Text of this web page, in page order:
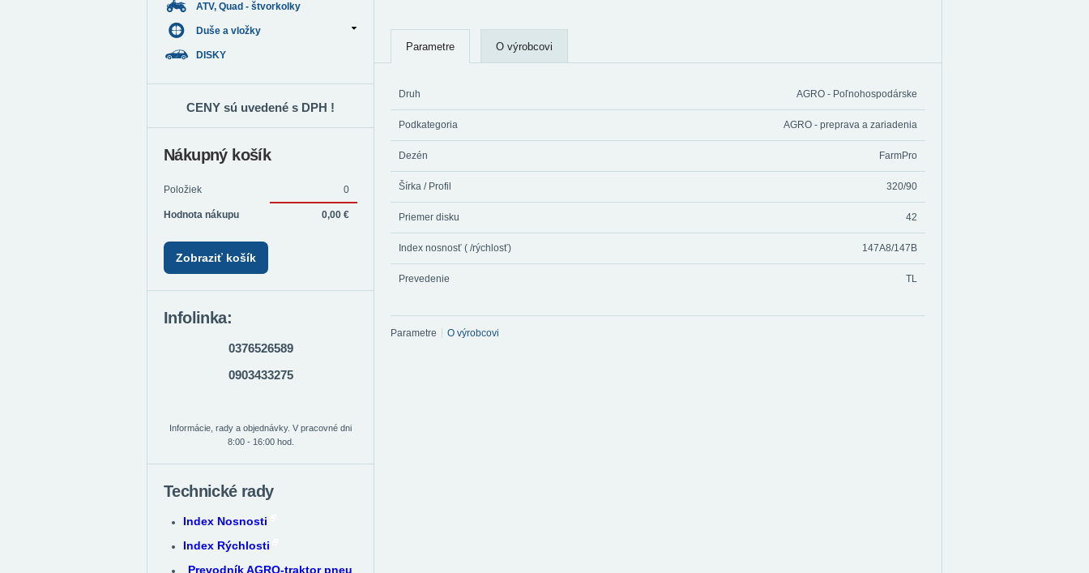
Parametre O výrobcovi
Druh AGRO - Poľnohospodárske
Podkategoria AGRO - preprava a zariadenia
Dezén FarmPro
Šírka / Profil 320/90
Priemer disku 42
Index nosnosť ( /rýchlosť) 147A8/147B
Prevedenie TL
Parametre O výrobcovi
ATV, Quad - štvorkolky
Duše a vložky
DISKY
CENY sú uvedené s DPH !
Nákupný košík
Položiek 0
Hodnota nákupu 0,00 €
Zobraziť košík
Infolinka:
0376526589
0903433275
Informácie, rady a objednávky. V pracovné dni
8:00 - 16:00 hod.
Technické rady
Index Nosnosti
Index Rýchlosti
Prevodník AGRO-traktor pneu